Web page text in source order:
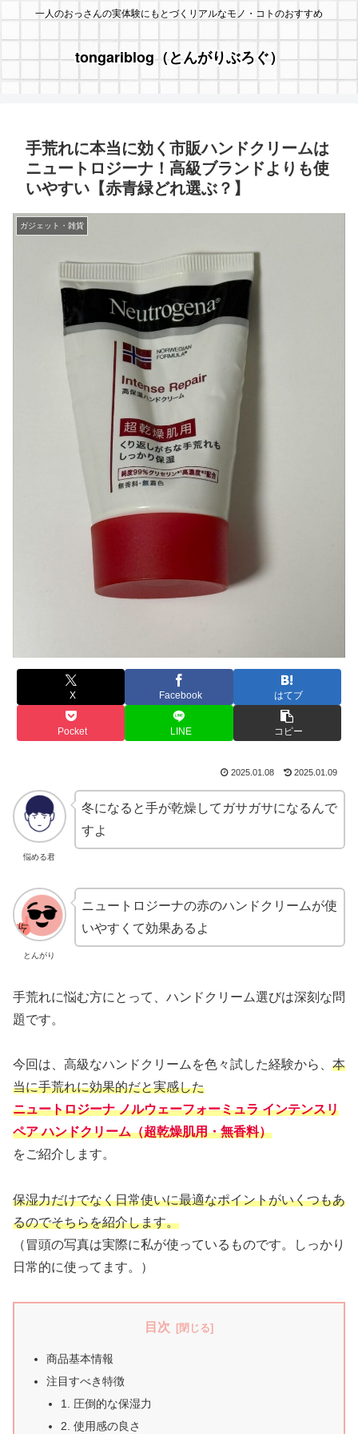
一人のおっさんの実体験にもとづくリアルなモノ・コトのおすすめ
tongariblog（とんがりぶろぐ）
手荒れに本当に効く市販ハンドクリームは
ニュートロジーナ！高級ブランドよりも使
いやすい【赤青緑どれ選ぶ？】
ガジェット・雑貨
X Facebook はてブ
Pocket LINE コピー
2025.01.08 2025.01.09
悩める君
冬になると手が乾燥してガサガサになるんで
すよ
とんがり
ニュートロジーナの赤のハンドクリームが使
いやすくて効果あるよ
手荒れに悩む方にとって、ハンドクリーム選びは深刻な問
題です。
今回は、高級なハンドクリームを色々試した経験から、 本
当に手荒れに効果的だと実感した
ニュートロジーナ ノルウェーフォーミュラ インテンスリ
ペア ハンドクリーム（超乾燥肌用・無香料）
をご紹介します。
保湿力だけでなく日常使いに最適なポイントがいくつもあ
るのでそちらを紹介します。
（冒頭の写真は実際に私が使っているものです。しっかり
日常的に使ってます。）
目次
商品基本情報
注目すべき特徴
1. 圧倒的な保湿力
2. 使用感の良さ